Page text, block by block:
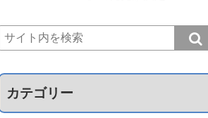
カテゴリー